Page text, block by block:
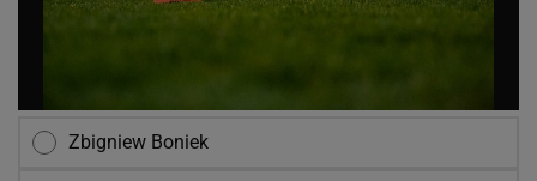
Zbigniew Boniek